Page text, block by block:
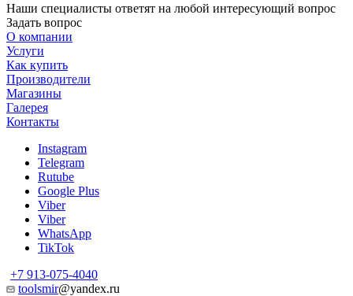
Наши специалисты ответят на любой интересующий вопрос
Задать вопрос
О компании
Услуги
Как купить
Производители
Магазины
Галерея
Контакты
Instagram
Telegram
Rutube
Google Plus
Viber
Viber
WhatsApp
TikTok
+7 913-075-4040
toolsmir@yandex.ru